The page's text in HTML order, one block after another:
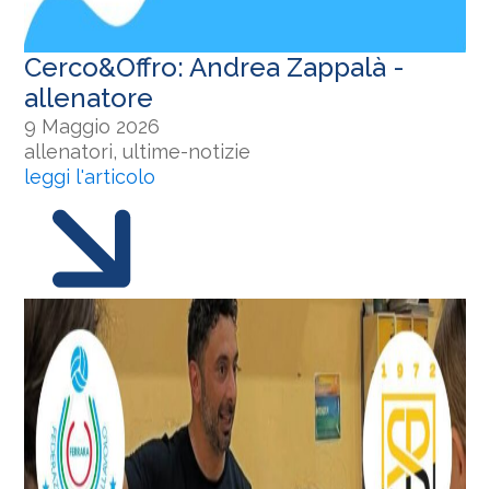
Cerco&Offro: Andrea Zappalà -
allenatore
9 Maggio 2026
allenatori, ultime-notizie
leggi l'articolo